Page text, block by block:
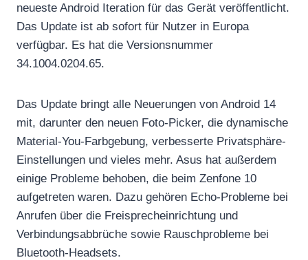
neueste Android Iteration für das Gerät veröffentlicht.
Das Update ist ab sofort für Nutzer in Europa
verfügbar. Es hat die Versionsnummer
34.1004.0204.65.
Das Update bringt alle Neuerungen von Android 14
mit, darunter den neuen Foto-Picker, die dynamische
Material-You-Farbgebung, verbesserte Privatsphäre-
Einstellungen und vieles mehr. Asus hat außerdem
einige Probleme behoben, die beim Zenfone 10
aufgetreten waren. Dazu gehören Echo-Probleme bei
Anrufen über die Freisprecheinrichtung und
Verbindungsabbrüche sowie Rauschprobleme bei
Bluetooth-Headsets.